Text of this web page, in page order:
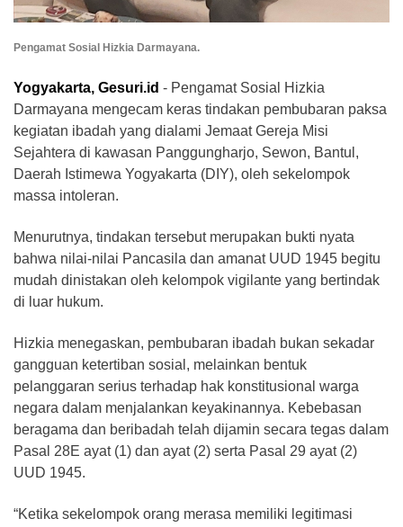
Pengamat Sosial Hizkia Darmayana.
Yogyakarta, Gesuri.id - Pengamat Sosial Hizkia
Darmayana mengecam keras tindakan pembubaran paksa
kegiatan ibadah yang dialami Jemaat Gereja Misi
Sejahtera di kawasan Panggungharjo, Sewon, Bantul,
Daerah Istimewa Yogyakarta (DIY), oleh sekelompok
massa intoleran.
Menurutnya, tindakan tersebut merupakan bukti nyata
bahwa nilai-nilai Pancasila dan amanat UUD 1945 begitu
mudah dinistakan oleh kelompok vigilante yang bertindak
di luar hukum.
Hizkia menegaskan, pembubaran ibadah bukan sekadar
gangguan ketertiban sosial, melainkan bentuk
pelanggaran serius terhadap hak konstitusional warga
negara dalam menjalankan keyakinannya. Kebebasan
beragama dan beribadah telah dijamin secara tegas dalam
Pasal 28E ayat (1) dan ayat (2) serta Pasal 29 ayat (2)
UUD 1945.
“Ketika sekelompok orang merasa memiliki legitimasi